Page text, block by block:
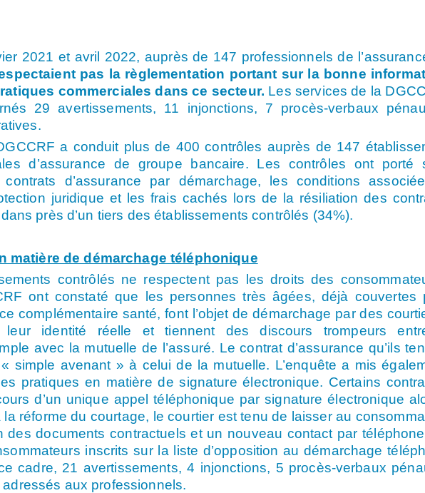
2021 et avril 2022, auprès de 147 professionnels de
pas la règlementation portant sur la bonne
commerciales dans ce secteur. Les services de la
29 avertissements, 11 injonctions, 7 procès-verbaux
a conduit plus de 400 contrôles auprès de 147
d’assurance de groupe bancaire. Les contrôles ont porté
d’assurance par démarchage, les conditions
juridique et les frais cachés lors de la résiliation des
près d’un tiers des établissements contrôlés (34%).
matière de démarchage téléphonique
contrôlés ne respectent pas les droits des
ont constaté que les personnes très âgées, déjà couvertes
complémentaire santé, font l’objet de démarchage par des
identité réelle et tiennent des discours trompeurs
avec la mutuelle de l’assuré. Le contrat d’assurance qu’ils
simple avenant » à celui de la mutuelle. L’enquête a mis
pratiques en matière de signature électronique. Certains
d’un unique appel téléphonique par signature électronique
réforme du courtage, le courtier est tenu de laisser au
documents contractuels et un nouveau contact par
inscrits sur la liste d’opposition au démarchage
cadre, 21 avertissements, 4 injonctions, 5 procès-verbaux
aux professionnels.